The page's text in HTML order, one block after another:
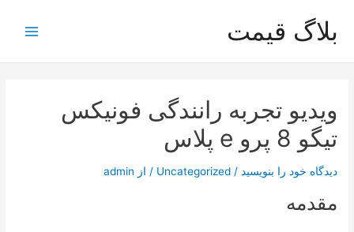
محتوا
بلاگ قیمت
ویدیو تجربه رانندگی فونیکس
تیگو 8 پرو e پلاس
دیدگاه‌ خود را بنویسید /
Uncategorized / از admin
مقدمه